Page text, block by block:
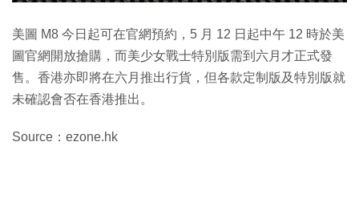
美圖 M8 今日起可在官網預約，5 月 12 日起中午 12 時於美
圖官網開放搶購，而美少女戰士特別版需到六月才正式發
售。香港亦即將在六月推出行貨，但各款定制版及特別版就
未確認會否在香港推出。
Source：ezone.hk